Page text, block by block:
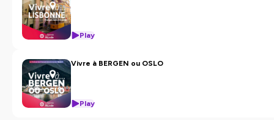
Play
Vivre à BERGEN ou OSLO
Play